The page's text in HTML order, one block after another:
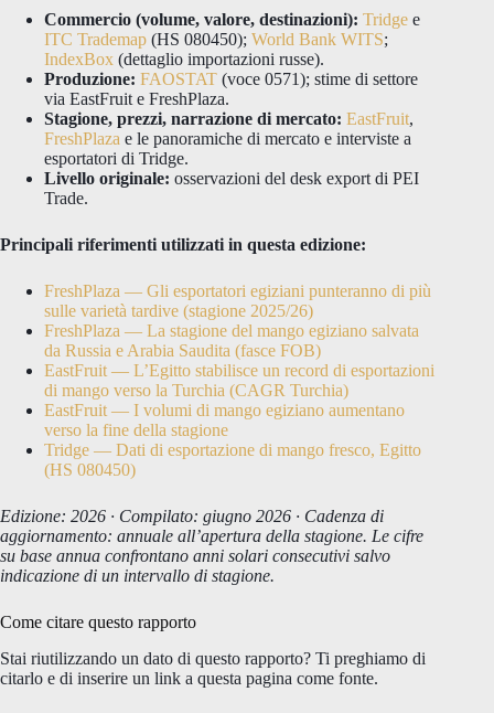
Commercio (volume, valore, destinazioni): Tridge e
ITC Trademap (HS 080450); World Bank WITS;
IndexBox (dettaglio importazioni russe).
Produzione: FAOSTAT (voce 0571); stime di settore
via EastFruit e FreshPlaza.
Stagione, prezzi, narrazione di mercato: EastFruit,
FreshPlaza e le panoramiche di mercato e interviste a
esportatori di Tridge.
Livello originale: osservazioni del desk export di PEI
Trade.
Principali riferimenti utilizzati in questa edizione:
FreshPlaza — Gli esportatori egiziani punteranno di più
sulle varietà tardive (stagione 2025/26)
FreshPlaza — La stagione del mango egiziano salvata
da Russia e Arabia Saudita (fasce FOB)
EastFruit — L’Egitto stabilisce un record di esportazioni
di mango verso la Turchia (CAGR Turchia)
EastFruit — I volumi di mango egiziano aumentano
verso la fine della stagione
Tridge — Dati di esportazione di mango fresco, Egitto
(HS 080450)
Edizione: 2026 · Compilato: giugno 2026 · Cadenza di
aggiornamento: annuale all’apertura della stagione. Le cifre
su base annua confrontano anni solari consecutivi salvo
indicazione di un intervallo di stagione.
Come citare questo rapporto
Stai riutilizzando un dato di questo rapporto? Ti preghiamo di
citarlo e di inserire un link a questa pagina come fonte.